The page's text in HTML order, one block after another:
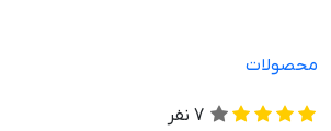
محصولات
7 نفر